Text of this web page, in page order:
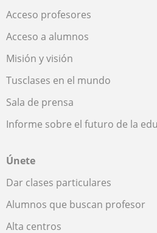
Acceso profesores
Acceso a alumnos
Misión y visión
Tusclases en el mundo
Sala de prensa
Informe sobre el futuro de la
Únete
Dar clases particulares
Alumnos que buscan profesor
Alta centros